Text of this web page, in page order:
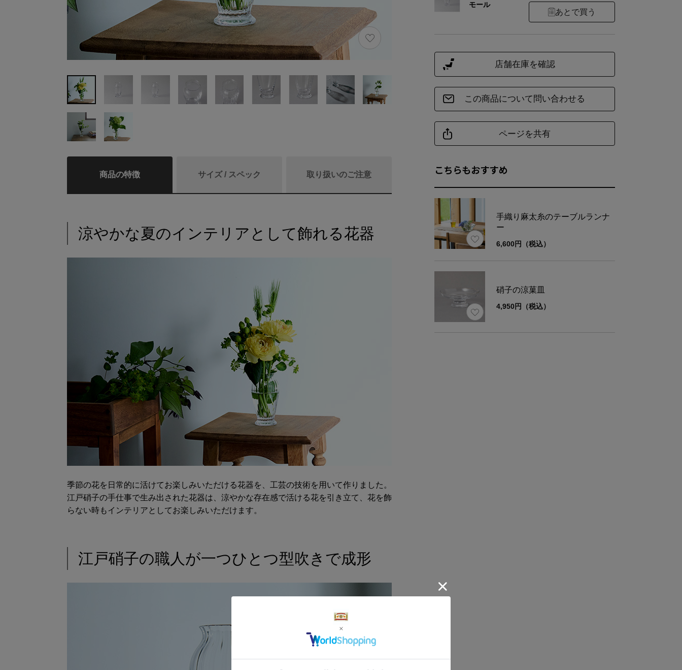
商品の特徴 サイズ / スペック 取り扱いのご注意
涼やかな夏のインテリアとして飾れる花器
季節の花を日常的に活けてお楽しみいただける花器を、工芸の技術を用いて作りました。
江戸硝子の手仕事で生み出された花器は、涼やかな存在感で活ける花を引き立て、花を飾
らない時もインテリアとしてお楽しみいただけます。
江戸硝子の職人が一つひとつ型吹きで成形
商品詳細
簡易箱(8.0×8.0×13.5cm）入り
モール
あとで買う
こちらもおすすめ
手織り麻太糸のテーブルランナ
ー
6,600円（税込）
硝子の涼菓皿
4,950円（税込）
この商品について問い合わせる
ページを共有
店舗在庫を確認